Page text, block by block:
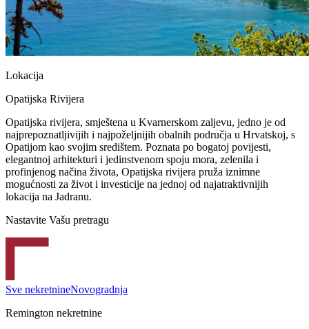
Lokacija
Opatijska Rivijera
Opatijska rivijera, smještena u Kvarnerskom zaljevu, jedno je od
najprepoznatljivijih i najpoželjnijih obalnih područja u Hrvatskoj, s
Opatijom kao svojim središtem. Poznata po bogatoj povijesti,
elegantnoj arhitekturi i jedinstvenom spoju mora, zelenila i
profinjenog načina života, Opatijska rivijera pruža iznimne
mogućnosti za život i investicije na jednoj od najatraktivnijih
lokacija na Jadranu.
Nastavite Vašu pretragu
Sve nekretnineNovogradnja
Remington nekretnine